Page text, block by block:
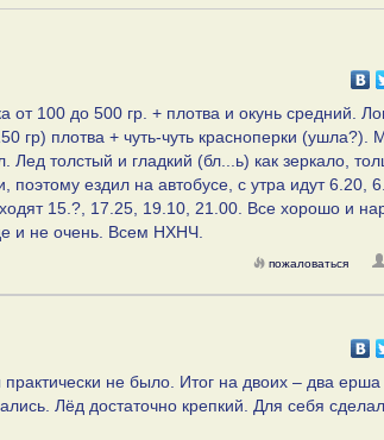
100 до 500 гр. + плотва и окунь средний.
гр) плотва + чуть-чуть красноперки (ушла?).
толстый и гладкий (бл...ь) как зеркало,
ездил на автобусе, с утра идут 6.20,
15.?, 17.25, 19.10, 21.00. Все хорошо и
и не очень. Всем НХНЧ.
пожаловаться
не было. Итог на двоих – два ерша
Лёд достаточно крепкий. Для себя